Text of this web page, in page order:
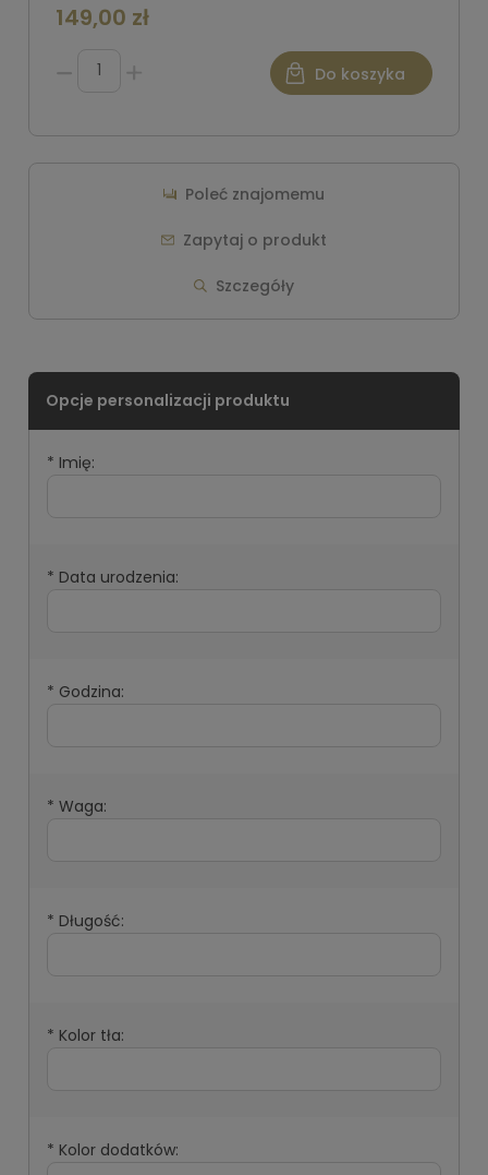
* Imię:
* Data urodzenia:
* Godzina:
* Waga:
* Długość:
* Kolor tła:
* Kolor dodatków:
149,00 zł
Do koszyka
Szczegóły
Zapytaj o produkt
Poleć znajomemu